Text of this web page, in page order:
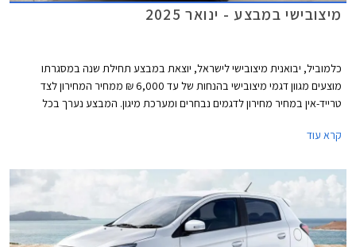
מיצובישי במבצע - ינואר 2025
כלמוביל, יבואנית מיצובישי לישראל, יוצאת במבצע תחילת שנה במסגרתו
מוצעים מגוון דגמי מיצובישי בהנחות של עד 6,000 ₪ ממחיר המחירון לצד
טרייד-אין במחיר מחירון לדגמים נבחרים ומערכת מיגון. המבצע נערך בכל
קרא עוד